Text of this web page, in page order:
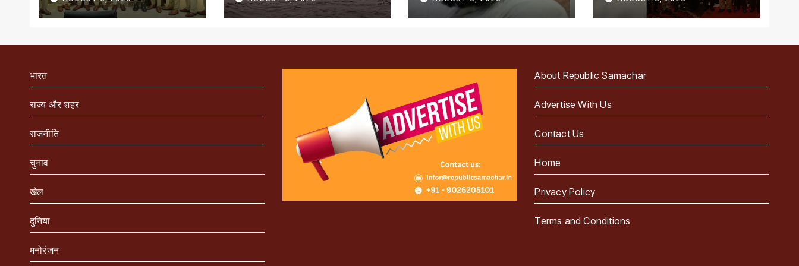
सम्मानित
भारत
राज्य और शहर
राजनीति
चुनाव
खेल
दुनिया
मनोरंजन
About Republic Samachar
Advertise With Us
Contact Us
Home
Privacy Policy
Terms and Conditions